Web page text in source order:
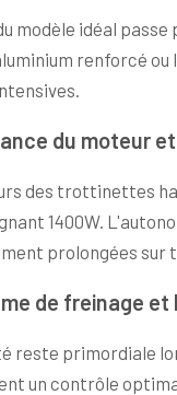
modèle idéal
renforcé
du moteur
des trottinettes
1400W.
prolongées sur
de freinage
reste primordiale
un contrôle